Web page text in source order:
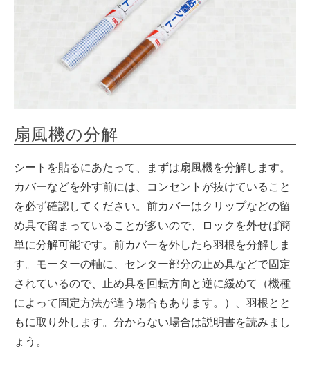
扇風機の分解
シートを貼るにあたって、まずは扇風機を分解します。
カバーなどを外す前には、コンセントが抜けていること
を必ず確認してください。前カバーはクリップなどの留
め具で留まっていることが多いので、ロックを外せば簡
単に分解可能です。前カバーを外したら羽根を分解しま
す。モーターの軸に、センター部分の止め具などで固定
されているので、止め具を回転方向と逆に緩めて（機種
によって固定方法が違う場合もあります。）、羽根とと
もに取り外します。分からない場合は説明書を読みまし
ょう。